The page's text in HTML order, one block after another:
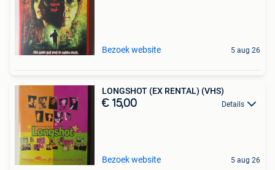
Bezoek website 5 aug 26
LONGSHOT (EX RENTAL) (VHS)
€ 15,00 Details
Bezoek website 5 aug 26